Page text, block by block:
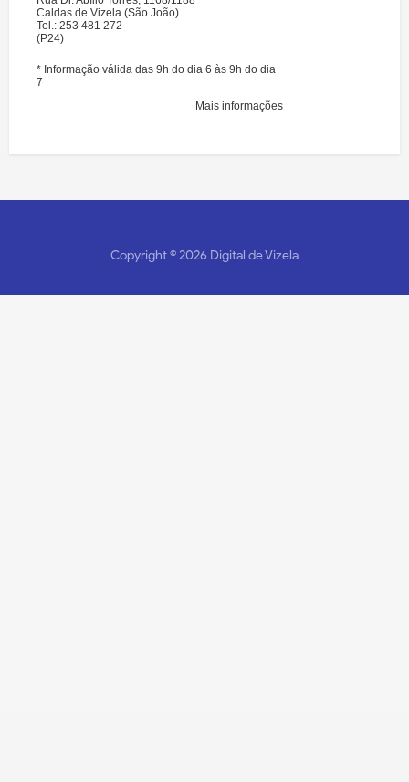
Copyright ©2026 Digital de Vizela